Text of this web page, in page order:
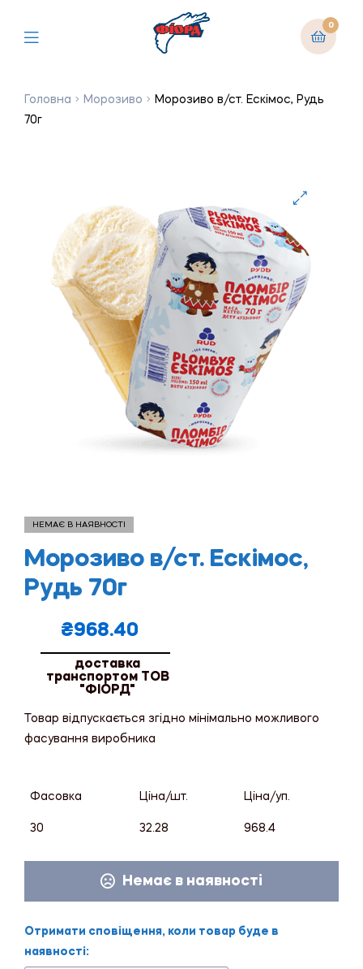
0
Головна Морозиво
Морозиво в/ст. Ескімос, Рудь
70г
НЕМАЄ В НАЯВНОСТІ
Морозиво в/ст. Ескімос,
Рудь 70г
₴968.40
доставка
транспортом ТОВ
"ФІОРД"
Товар відпускається згідно мінімально можливого
фасування виробника
Фасовка Ціна/шт. Ціна/уп.
30 32.28 968.4
Немає в наявності
Отримати сповіщення, коли товар буде в
наявності: